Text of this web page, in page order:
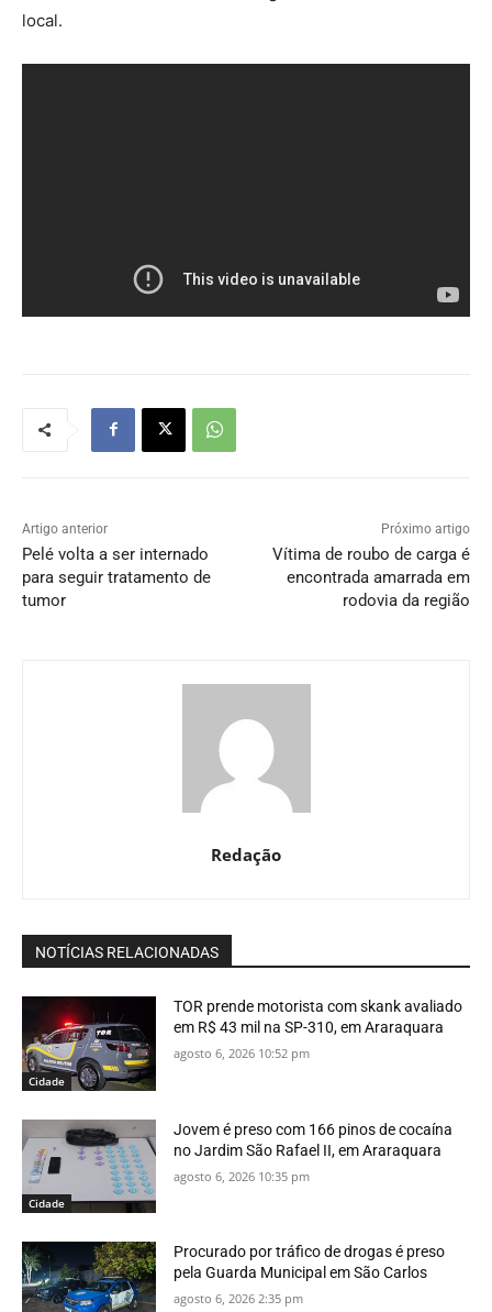
local.
Artigo anterior
Pelé volta a ser internado
para seguir tratamento de
tumor
Próximo artigo
Vítima de roubo de carga é
encontrada amarrada em
rodovia da região
Redação
NOTÍCIAS RELACIONADAS
Cidade
TOR prende motorista com skank avaliado
em R$ 43 mil na SP-310, em Araraquara
agosto 6, 2026 10:52 pm
Cidade
Jovem é preso com 166 pinos de cocaína
no Jardim São Rafael II, em Araraquara
agosto 6, 2026 10:35 pm
Procurado por tráfico de drogas é preso
pela Guarda Municipal em São Carlos
agosto 6, 2026 2:35 pm